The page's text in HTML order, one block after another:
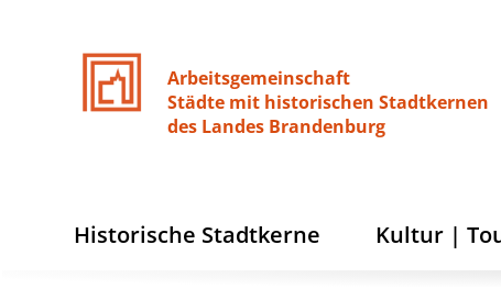
Arbeitsgemeinschaft
Städte mit historischen Stadtkernen
des Landes Brandenburg
Historische Stadtkerne Kultur |